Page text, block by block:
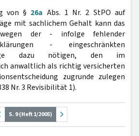
von § 26a Abs. 1 Nr. 2 StPO auf
mit sachlichem Gehalt kann das
wegen der - infolge fehlender
- eingeschränkten
dazu nötigen, den im
anwaltlich als richtig versicherten
zugrunde zulegen
Nr. 3 Revisibilität 1).
S. 9 (Heft 1/2005)